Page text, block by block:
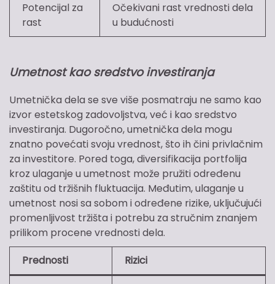
Potencijal za
rast
Očekivani rast vrednosti dela
u budućnosti
Umetnost kao sredstvo investiranja
Umetnička dela se sve više posmatraju ne samo kao
izvor estetskog zadovoljstva, već i kao sredstvo
investiranja. Dugoročno, umetnička dela mogu
znatno povećati svoju vrednost, što ih čini privlačnim
za investitore. Pored toga, diversifikacija portfolija
kroz ulaganje u umetnost može pružiti određenu
zaštitu od tržišnih fluktuacija. Međutim, ulaganje u
umetnost nosi sa sobom i određene rizike, uključujući
promenljivost tržišta i potrebu za stručnim znanjem
prilikom procene vrednosti dela.
Prednosti
Rizici